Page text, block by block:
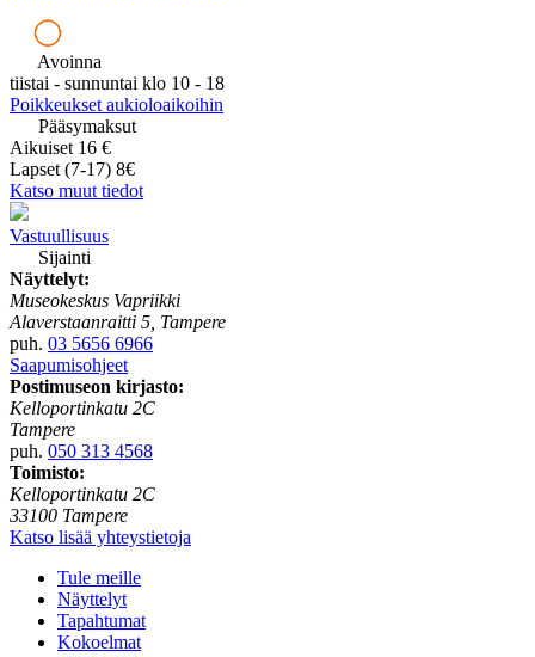
Avoinna
tiistai - sunnuntai klo 10 - 18
Poikkeukset aukioloaikoihin
Pääsymaksut
Aikuiset 16 €
Lapset (7-17) 8€
Katso muut tiedot
Vastuullisuus
Sijainti
Näyttelyt:
Museokeskus Vapriikki
Alaverstaanraitti 5, Tampere
puh. 03 5656 6966
Saapumisohjeet
Postimuseon kirjasto:
Kelloportinkatu 2C
Tampere
puh. 050 313 4568
Toimisto:
Kelloportinkatu 2C
33100 Tampere
Katso lisää yhteystietoja
Tule meille
Näyttelyt
Tapahtumat
Kokoelmat